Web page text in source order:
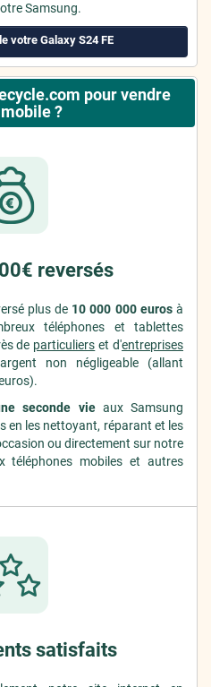
Samsung.
votre Galaxy S24 FE
pour vendre
?
reversés
plus de 10 000 000 eurosà
téléphones et tablettes
de particuliers et d'entreprises
non négligeable (allant
seconde vieaux Samsung
en les nettoyant, réparant et les
ou directement sur notre
téléphones mobiles et autres
satisfaits